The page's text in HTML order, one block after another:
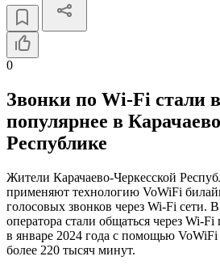
0
Звонки по Wi-Fi стали
популярнее в
Республике
Жители Карачаево-Черкесской
применяют технологию VoWiFi
голосовых звонков через Wi-Fi сети.
оператора стали общаться через Wi-
в январе 2024 года с помощью
более 220 тысяч минут.